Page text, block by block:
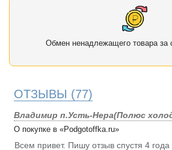
Обмен ненадлежащего товара за
ОТЗЫВЫ (77)
Владимир п.Усть-Нера(Полюс
О покупке в «Podgotoffka.ru»
Всем привет. Пишу отзыв спустя 4 года